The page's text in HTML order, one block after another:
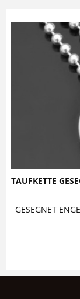
TAUFKETTE